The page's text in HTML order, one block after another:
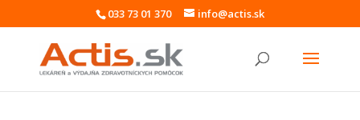
033 73 01 370 info@actis.sk